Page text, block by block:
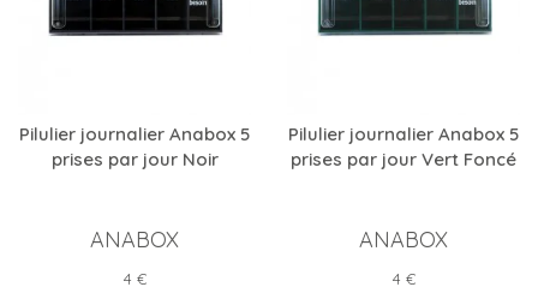
Pilulier journalier Anabox 5
prises par jour Noir
ANABOX
Prix
4 €
Pilulier journalier Anabox 5
prises par jour Vert Foncé
ANABOX
Prix
4 €